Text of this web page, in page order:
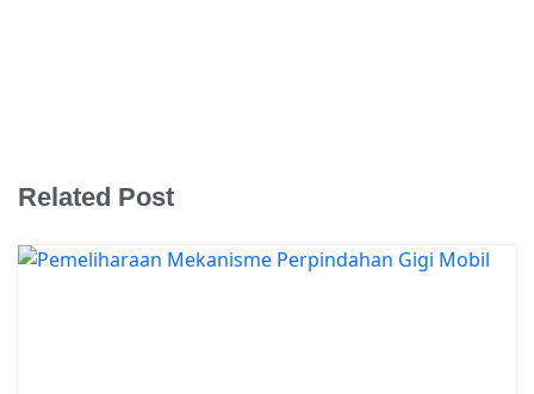
Related Post